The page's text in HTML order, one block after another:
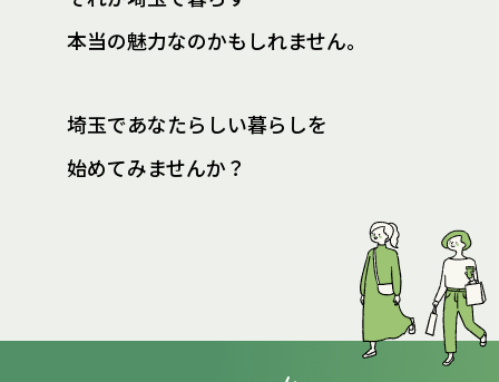
本当の魅力なのかもしれません。
埼玉であなたらしい暮らしを
始めてみませんか？